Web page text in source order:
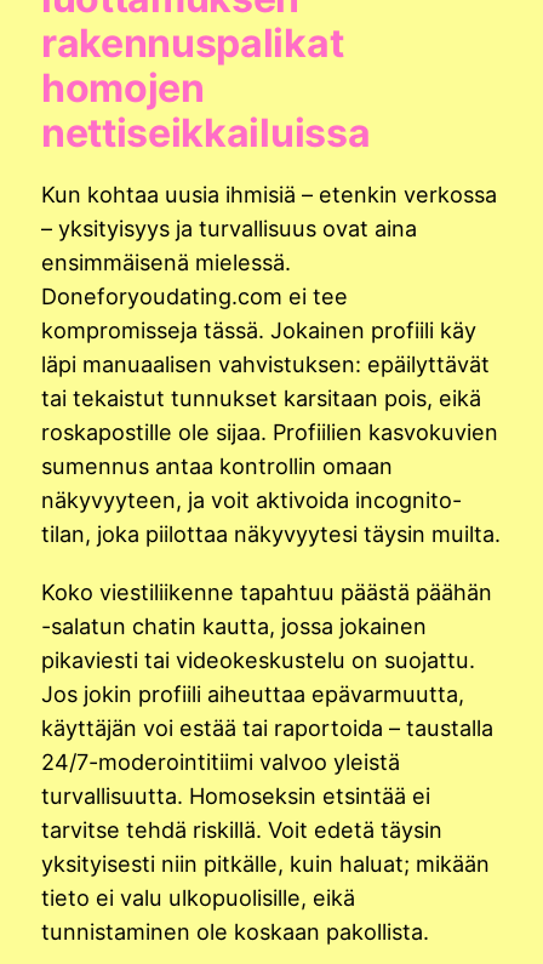
rakennuspalikat
homojen
nettiseikkailuissa
Kun kohtaa uusia ihmisiä – etenkin verkossa
– yksityisyys ja turvallisuus ovat aina
ensimmäisenä mielessä.
Doneforyoudating.com ei tee
kompromisseja tässä. Jokainen profiili käy
läpi manuaalisen vahvistuksen: epäilyttävät
tai tekaistut tunnukset karsitaan pois, eikä
roskapostille ole sijaa. Profiilien kasvokuvien
sumennus antaa kontrollin omaan
näkyvyyteen, ja voit aktivoida incognito-
tilan, joka piilottaa näkyvyytesi täysin muilta.
Koko viestiliikenne tapahtuu päästä päähän
-salatun chatin kautta, jossa jokainen
pikaviesti tai videokeskustelu on suojattu.
Jos jokin profiili aiheuttaa epävarmuutta,
käyttäjän voi estää tai raportoida – taustalla
24/7-moderointitiimi valvoo yleistä
turvallisuutta. Homoseksin etsintää ei
tarvitse tehdä riskillä. Voit edetä täysin
yksityisesti niin pitkälle, kuin haluat; mikään
tieto ei valu ulkopuolisille, eikä
tunnistaminen ole koskaan pakollista.